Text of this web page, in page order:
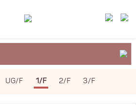
UG/F 1/F 2/F 3/F